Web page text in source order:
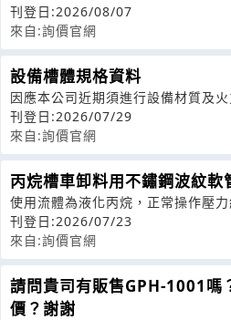
不鏽鋼防震接頭(法蘭
刊登日:2026/08/07
來自:詢價官網
設備槽體規格資料
因應本公司近期須進行設備材質及火
業，需針對實驗室現有Etcher設備
刊登日:2026/07/29
來自:詢價官網
丙烷槽車卸料用不鏽鋼波紋軟
使用流體為液化丙烷，正常操作壓力
15kgf/cm²G。槽車出口尺寸為2"，
刊登日:2026/07/23
來自:詢價官網
請問貴司有販售GPH-1001嗎
價？謝謝